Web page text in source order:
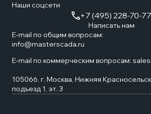
+7 (495) 228-70-77
Написать нам
Наши соцсети
E-mail по общим вопросам:
info@masterscada.ru
E-mail по коммерческим вопросам:
105066, г. Москва, Нижняя
подъезд 1, эт. 3